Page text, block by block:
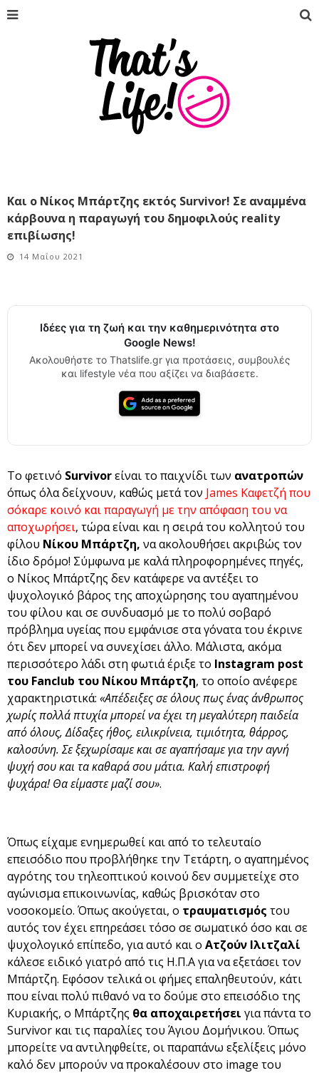
Και ο Νίκος Μπάρτζης εκτός Survivor! Σε αναμμένα
κάρβουνα η παραγωγή του δημοφιλούς reality
επιβίωσης!
14 Μαΐου 2021
Ιδέες για τη ζωή και την καθημερινότητα στο
Google News!
Ακολουθήστε το Thatslife.gr για προτάσεις, συμβουλές
και lifestyle νέα που αξίζει να διαβάσετε.
Το φετινό Survivorείναι το παιχνίδι των ανατροπών
όπως όλα δείχνουν, καθώς μετά τον James Καφετζή που
σόκαρε κοινό και παραγωγή με την απόφαση του να
αποχωρήσει, τώρα είναι και η σειρά του κολλητού του
φίλου Νίκου Μπάρτζη, να ακολουθήσει ακριβώς τον
ίδιο δρόμο! Σύμφωνα με καλά πληροφορημένες πηγές,
ο Νίκος Μπάρτζης δεν κατάφερε να αντέξει το
ψυχολογικό βάρος της αποχώρησης του αγαπημένου
του φίλου και σε συνδυασμό με το πολύ σοβαρό
πρόβλημα υγείας που εμφάνισε στα γόνατα του έκρινε
ότι δεν μπορεί να συνεχίσει άλλο. Μάλιστα, ακόμα
περισσότερο λάδι στη φωτιά έριξε το Instagram post
του Fanclub του Nίκου Μπάρτζη, το οποίο ανέφερε
χαρακτηριστικά: «Απέδειξες σε όλους πως ένας άνθρωπος
χωρίς πολλά πτυχία μπορεί να έχει τη μεγαλύτερη παιδεία
από όλους, Δίδαξες ήθος, ειλικρίνεια, τιμιότητα, θάρρος,
καλοσύνη. Σε ξεχωρίσαμε και σε αγαπήσαμε για την αγνή
ψυχή σου και τα καθαρά σου μάτια. Καλή επιστροφή
ψυχάρα! Θα είμαστε μαζί σου».
Όπως είχαμε ενημερωθεί και από το τελευταίο
επεισόδιο που προβλήθηκε την Τετάρτη, ο αγαπημένος
αγρότης του τηλεοπτικού κοινού δεν συμμετείχε στο
αγώνισμα επικοινωνίας, καθώς βρισκόταν στο
νοσοκομείο. Όπως ακούγεται, ο τραυματισμός του
αυτός τον έχει επηρεάσει τόσο σε σωματικό όσο και σε
ψυχολογικό επίπεδο, για αυτό και ο Ατζούν Ιλιτζαλί
κάλεσε ειδικό γιατρό από τις Η.Π.Α για να εξετάσει τον
Μπάρτζη. Εφόσον τελικά οι φήμες επαληθευτούν, κάτι
που είναι πολύ πιθανό να το δούμε στο επεισόδιο της
Κυριακής, o Μπάρτζης θα αποχαιρετήσει για πάντα το
Survivor και τις παραλίες του Άγιου Δομήνικου. Όπως
μπορείτε να αντιληφθείτε, οι παραπάνω εξελίξεις μόνο
καλό δεν μπορούν να προκαλέσουν στο image του